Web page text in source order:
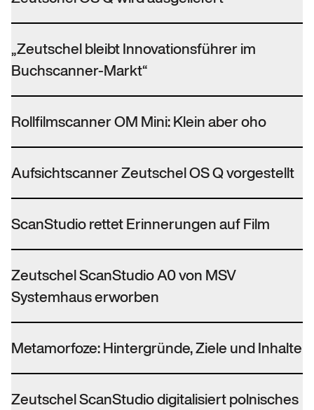
„Zeutschel bleibt Innovationsführer im
Buchscanner-Markt“
Rollfilmscanner OM Mini: Klein aber oho
Aufsichtscanner Zeutschel OS Q vorgestellt
ScanStudio rettet Erinnerungen auf Film
Zeutschel ScanStudio A0 von MSV
Systemhaus erworben
Metamorfoze: Hintergründe, Ziele und Inhalte
Zeutschel ScanStudio digitalisiert polnisches